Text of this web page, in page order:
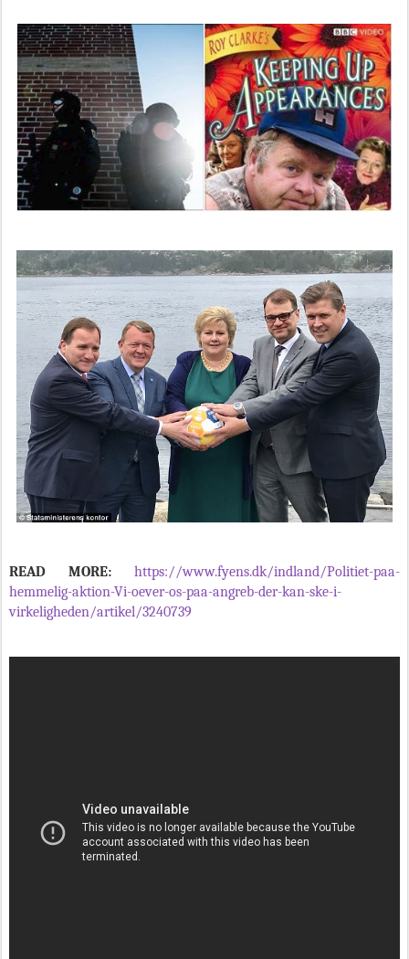
READ MORE:
https://www.fyens.dk/indland/Politiet-paa-
hemmelig-aktion-Vi-oever-os-paa-angreb-der-kan-ske-i-
virkeligheden/artikel/3240739